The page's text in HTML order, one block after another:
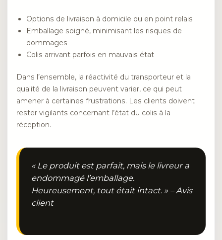
Options de livraison à domicile ou en point relais
Emballage soigné, minimisant les risques de
dommages
Colis arrivant parfois en mauvais état
Dans l’ensemble, la réactivité du transporteur et la
qualité de la livraison peuvent varier, ce qui peut
amener à certaines frustrations. Les clients doivent
rester vigilants concernant l’état du colis à la
réception.
« Le produit est parfait, mais le livreur a
endommagé l’emballage.
Heureusement, tout était intact. » – Avis
client